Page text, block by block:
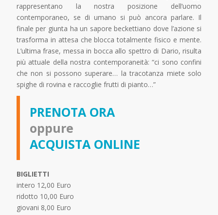
rappresentano la nostra posizione dell’uomo
contemporaneo, se di umano si può ancora parlare. Il
finale per giunta ha un sapore beckettiano dove l’azione si
trasforma in attesa che blocca totalmente fisico e mente.
L’ultima frase, messa in bocca allo spettro di Dario, risulta
più attuale della nostra contemporaneità: “ci sono confini
che non si possono superare… la tracotanza miete solo
spighe di rovina e raccoglie frutti di pianto…”
PRENOTA ORA
oppure
ACQUISTA ONLINE
BIGLIETTI
intero 12,00 Euro
ridotto 10,00 Euro
giovani 8,00 Euro